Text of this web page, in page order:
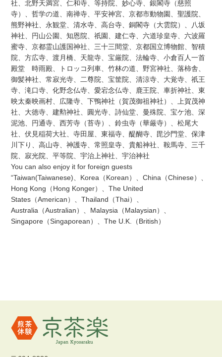
社、北野天満宮、仁和寺、等持院、妙心寺、銀閣寺（慈照
寺）、哲学の道、南禅寺、平安神宮、京都市動物園、聖護院、
熊野神社、永観堂、清水寺、高台寺、銅閣寺（大雲院）、八坂
神社、円山公園、知恩院、祇園、建仁寺、六道珍皇寺、六波羅
蜜寺、京都霊山護国神社、三十三間堂、京都国立博物館、智積
院、方広寺、渡月橋、天龍寺、宝厳院、法輪寺、小倉百人一首
殿堂 時雨殿、トロッコ列車、竹林の道、野宮神社、落柿舎、
御髪神社、常寂光寺、二尊院、宝筐院、清涼寺、大覚寺、祇王
寺、滝口寺、化野念仏寺、愛宕念仏寺、鹿王院、車折神社、東
映太秦映画村、広隆寺、下鴨神社（賀茂御祖神社）、上賀茂神
社、大徳寺、建勲神社、圓光寺、詩仙堂、曼殊院、宝ケ池、深
泥池、円通寺、西芳寺（苔寺）、鈴虫寺（華厳寺）、松尾大
社、伏見稲荷大社、寺田屋、東福寺、醍醐寺、毘沙門堂、保津
川下り、高山寺、神護寺、常照皇寺、貴船神社、鞍馬寺、三千
院、寂光院、平等院、宇治上神社、宇治神社
You can also enjoy it for foreign guests
“Taiwan(Taiwanese)、Korea（Korean）、China（Chinese）、
Hong Kong（Hong Konger）、The United
States（American）、Thailand（Thai）、
Australia（Australian）、Malaysia（Malaysian）、
Singapore（Singaporean）、The U.K.（British）